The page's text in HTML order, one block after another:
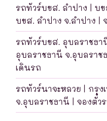
รถทัวร์บขส. ลำปาง | บ
บขส. ลำปาง จ.ลำปาง |
รถทัวร์บขส. อุบลราชธ
อุบลราชธานี จ.อุบลราช
เดินรถ
รถทัวร์นาจะหลวย | กรุ
จ.อุบลราชธานี | จองตั๋ว